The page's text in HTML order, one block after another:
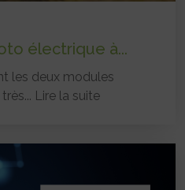
électrique à...
les deux modules
Lire la suite